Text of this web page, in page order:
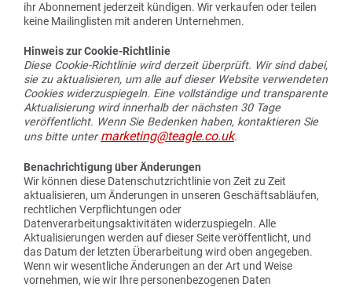
ihr Abonnement jederzeit kündigen. Wir verkaufen oder teilen
keine Mailinglisten mit anderen Unternehmen.
Hinweis zur Cookie-Richtlinie
Diese Cookie-Richtlinie wird derzeit überprüft. Wir sind dabei,
sie zu aktualisieren, um alle auf dieser Website verwendeten
Cookies widerzuspiegeln. Eine vollständige und transparente
Aktualisierung wird innerhalb der nächsten 30 Tage
veröffentlicht. Wenn Sie Bedenken haben, kontaktieren Sie
uns bitte untermarketing@teagle.co.uk.
Benachrichtigung über Änderungen
Wir können diese Datenschutzrichtlinie von Zeit zu Zeit
aktualisieren, um Änderungen in unseren Geschäftsabläufen,
rechtlichen Verpflichtungen oder
Datenverarbeitungsaktivitäten widerzuspiegeln. Alle
Aktualisierungen werden auf dieser Seite veröffentlicht, und
das Datum der letzten Überarbeitung wird oben angegeben.
Wenn wir wesentliche Änderungen an der Art und Weise
vornehmen, wie wir Ihre personenbezogenen Daten